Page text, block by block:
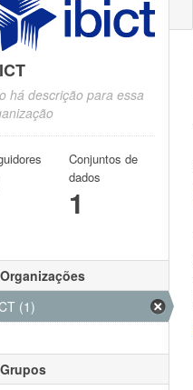
há descrição para essa
Conjuntos de
dados
1
Organizações
(1)
Grupos